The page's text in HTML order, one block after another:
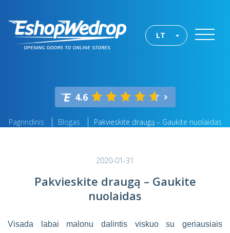
LT
4.6
Pagrindinis Blogas Pakvieskite draugą – Gaukite nuolaidas
2020-01-31
Pakvieskite draugą – Gaukite
nuolaidas
Visada labai malonu dalintis viskuo su geriausiais